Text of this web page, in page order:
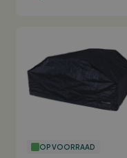
OP VOORRAAD